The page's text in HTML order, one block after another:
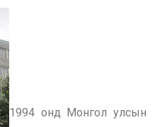
1994 онд Монгол улсын